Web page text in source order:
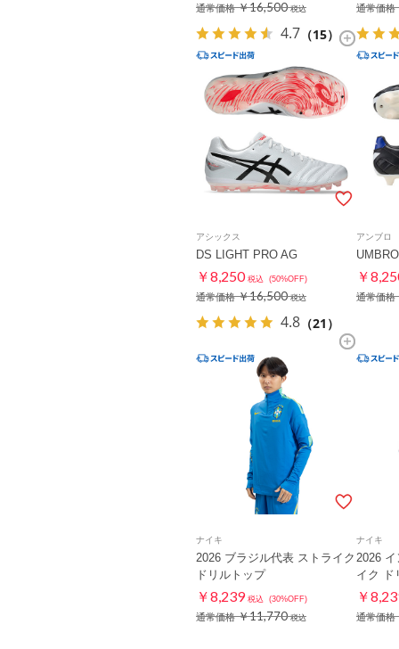
通常価格￥16,500 税込
4.7 （15）
通常価格
アシックス
DS LIGHT PRO AG
￥8,250 税込 (50%OFF)
通常価格￥16,500 税込
4.8 （21）
アンブロ
￥
通常価格
ナイキ
2026 ブラジル代表 ストライク
ドリルトップ
￥8,239 税込 (30%OFF)
通常価格￥11,770 税込
ナイキ
2026
イク ド
￥
通常価格